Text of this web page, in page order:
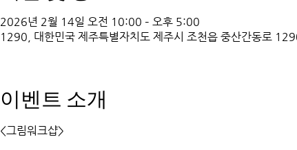
2026년 2월 14일 오전 10:00 – 오후 5:00
1290, 대한민국 제주특별자치도 제주시 조천읍 중산간동로
이벤트 소개
<그림워크샵>